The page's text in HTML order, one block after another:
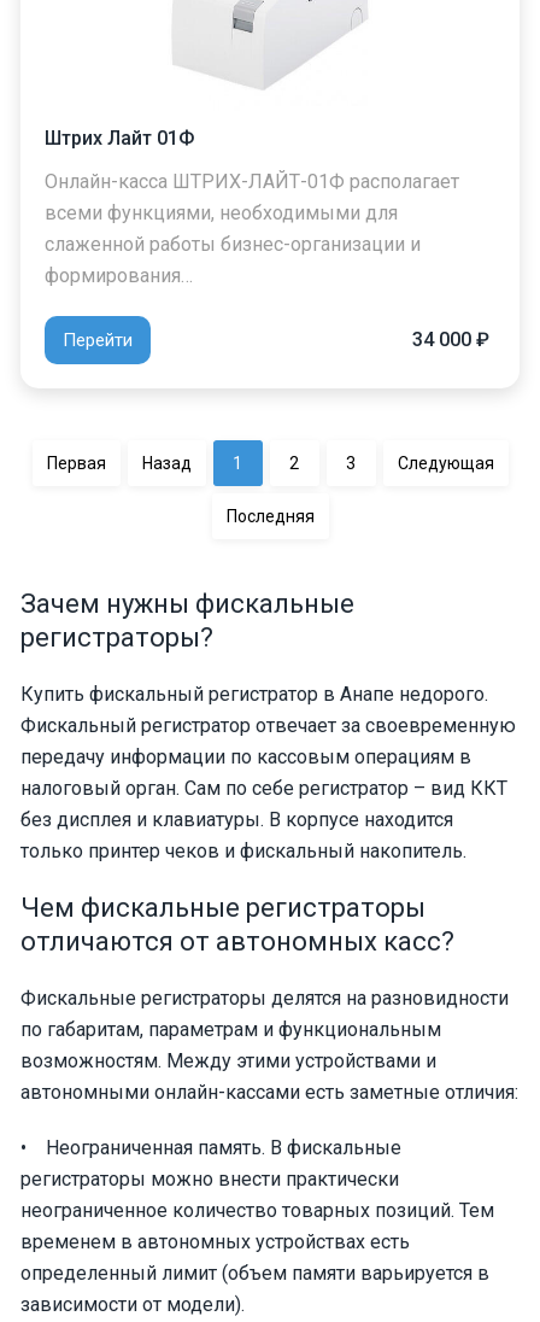
Штрих Лайт 01Ф
Онлайн-касса ШТРИХ-ЛАЙТ-01Ф располагает
всеми функциями, необходимыми для
слаженной работы бизнес-организации и
формирования…
Перейти 34 000 ₽
Первая Назад 1 2 3 Следующая
Последняя
Зачем нужны фискальные
регистраторы?
Купить фискальный регистратор в Анапе недорого.
Фискальный регистратор отвечает за своевременную
передачу информации по кассовым операциям в
налоговый орган. Сам по себе регистратор – вид ККТ
без дисплея и клавиатуры. В корпусе находится
только принтер чеков и фискальный накопитель.
Чем фискальные регистраторы
отличаются от автономных касс?
Фискальные регистраторы делятся на разновидности
по габаритам, параметрам и функциональным
возможностям. Между этими устройствами и
автономными онлайн-кассами есть заметные отличия:
• Неограниченная память. В фискальные
регистраторы можно внести практически
неограниченное количество товарных позиций. Тем
временем в автономных устройствах есть
определенный лимит (объем памяти варьируется в
зависимости от модели).